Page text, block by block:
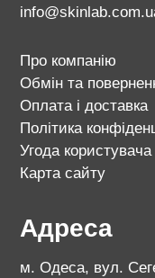
Про компанію
Обмін та
Оплата і доставка
Політика
Угода користувача
Карта сайту
Адреса
м. Одеса, вул.